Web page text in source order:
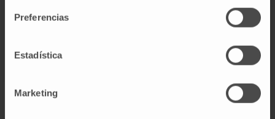
Preferencias
Estadística
Marketing